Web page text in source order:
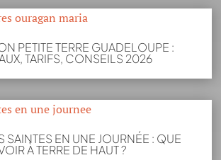
PETITE TERRE GUADELOUPE :
TARIFS, CONSEILS 2026
SAINTES EN UNE JOURNÉE : QUE
À TERRE DE HAUT ?